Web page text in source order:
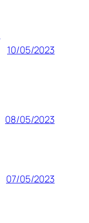
10/05/2023
08/05/2023
07/05/2023